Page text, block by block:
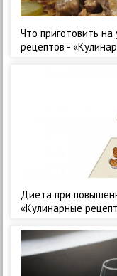
Что приготовить
рецептов -
Диета при
«Кулинарные